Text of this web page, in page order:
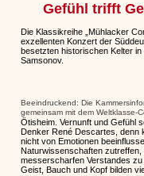
Gefühl trifft
Die Klassikreihe „Mühlacker
exzellenten Konzert der
besetzten historischen Kelter
Samsonov.
Beeindruckend: Die
gemeinsam mit dem Weltklasse-
Ötisheim. Vernunft und Gefühl
Denker René Descartes, denn
nicht von Emotionen
Naturwissenschaften
messerscharfen Verstandes
Geist, Bauch und Kopf bilden